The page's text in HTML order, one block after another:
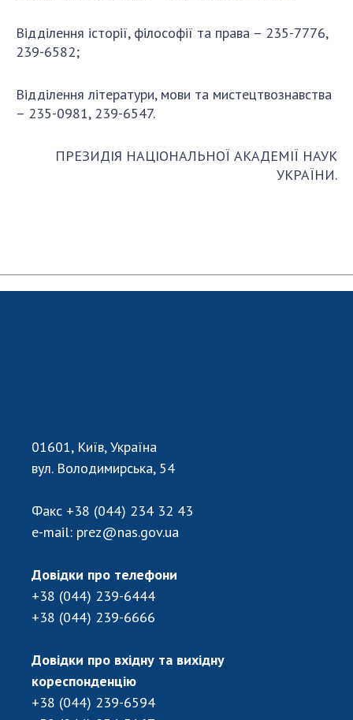
Відділення історії, філософії та права – 235-7776,
239-6582;
Відділення літератури, мови та мистецтвознавства
– 235-0981, 239-6547.
ПРЕЗИДІЯ НАЦІОНАЛЬНОЇ АКАДЕМІЇ НАУК
УКРАЇНИ.
01601, Київ, Україна
вул. Володимирська, 54
Факс +38 (044) 234 32 43
e-mail: prez@nas.gov.ua
Довідки про телефони
+38 (044) 239-6444
+38 (044) 239-6666
Довідки про вхідну та вихідну
кореспонденцію
+38 (044) 239-6594